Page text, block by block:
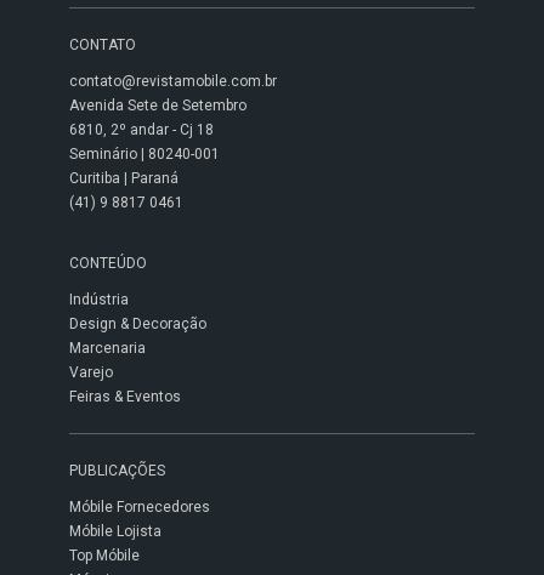
CONTATO
contato@revistamobile.com.br
Avenida Sete de Setembro
6810, 2º andar - Cj 18
Seminário | 80240-001
Curitiba | Paraná
(41) 9 8817 0461
CONTEÚDO
Indústria
Design & Decoração
Marcenaria
Varejo
Feiras & Eventos
PUBLICAÇÕES
Móbile Fornecedores
Móbile Lojista
Top Móbile